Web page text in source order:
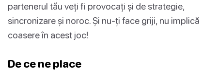
partenerul tău veți fi provocați și de strategie,
sincronizare și noroc. Și nu-ți face griji, nu implică
coasere în acest joc!
De ce ne place